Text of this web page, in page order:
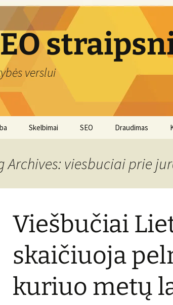
verslui
Skelbimai SEO Draudimas
Archives: viesbuciai prie
Viešbučiai
skaičiuoja
kuriuo metų